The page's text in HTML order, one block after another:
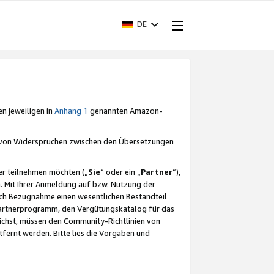
DE
jeweiligen in Anhang 1 genannten Amazon-
Widersprüchen zwischen den Übersetzungen
teilnehmen möchten („Sie“ oder ein „Partner“),
Mit Ihrer Anmeldung auf bzw. Nutzung der
Bezugnahme einen wesentlichen Bestandteil
den Vergütungskatalog für das
müssen den Community-Richtlinien von
werden. Bitte lies die Vorgaben und